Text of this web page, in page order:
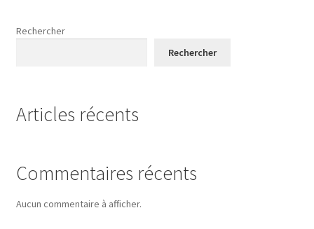
Rechercher
Rechercher
Articles récents
Commentaires récents
Aucun commentaire à afficher.